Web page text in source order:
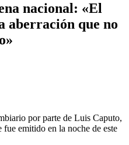
nacional: «El
aberración que no
por parte de Luis Caputo,
fue emitido en la noche de este